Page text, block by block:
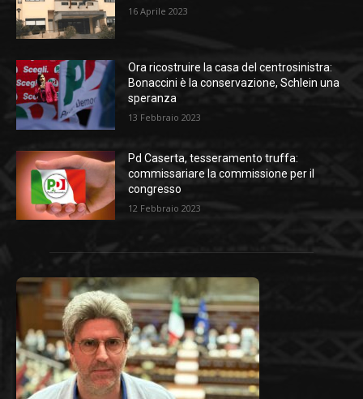
16 Aprile 2023
Ora ricostruire la casa del centrosinistra:
Bonaccini è la conservazione, Schlein una
speranza
13 Febbraio 2023
Pd Caserta, tesseramento truffa:
commissariare la commissione per il
congresso
12 Febbraio 2023